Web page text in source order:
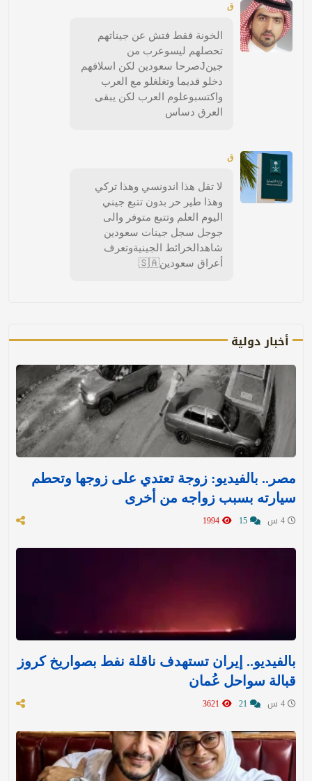
ق
الخونة فقط فتش عن جيناتهم
تحصلهم ليسوعرب من
جينJصرحا سعودين لكن اسلافهم
دخلو قديما وتغلغلو مع العرب
واكتسبوعلوم العرب لكن يبقى
العرق دساس
ق
لا تقل هذا اندونسي وهذا تركي
وهذا طير حر بدون تتبع جيني
اليوم العلم وتتبع متوفر والى
جوجل سجل جينات سعودين
شاهدالخرائط الجينيةوتعرف
أعراق سعودين🇸🇦
أخبار دولية
مصر.. بالفيديو: زوجة تعتدي على زوجها وتحطم
سيارته بسبب زواجه من أخرى
بالفيديو.. إيران تستهدف ناقلة نفط بصواريخ كروز
قبالة سواحل عُمان